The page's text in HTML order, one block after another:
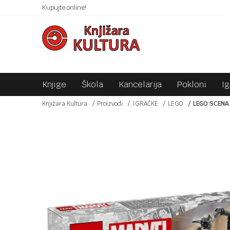
Kupujte online!SIGURNO PLAĆANJE PLATNIM KARTICAMA!
Knjige Škola Kancelarija Pokloni
Knjižara Kultura Proizvodi IGRAČKE LEGO LEGO